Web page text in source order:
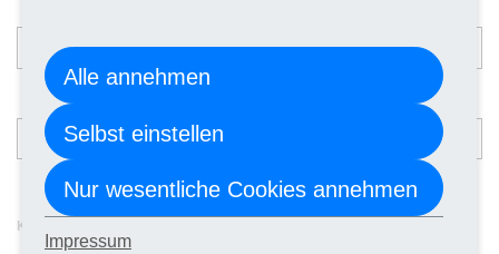
Gewünschter Starttermin *
Teilnahmeform *
Kostenübernahme durch Bildungsgutschein gem. §§ 81ff SGB III
Alle annehmen
Selbst einstellen
Nur wesentliche Cookies annehmen
Impressum